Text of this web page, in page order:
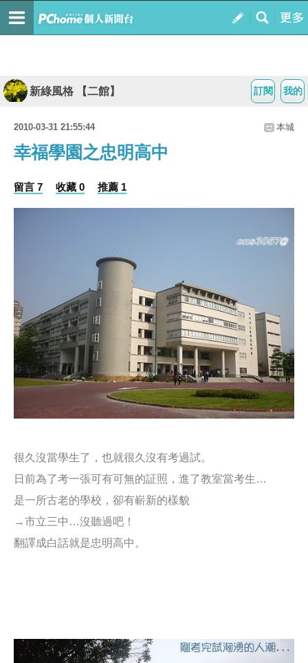
我的
訂閱
新綠風格 【二館】
2010-03-31 21:55:44 本城
幸福學園之忠明高中
留言 7 收藏 0 推薦 1
很久沒當學生了，也就很久沒有考過試。
日前為了考一張可有可無的証照， 進了教室當考生…
是一所古老的學校，卻有嶄新的樣貌
→市立三中 …沒聽過吧！
翻譯成白話就是忠明高中。